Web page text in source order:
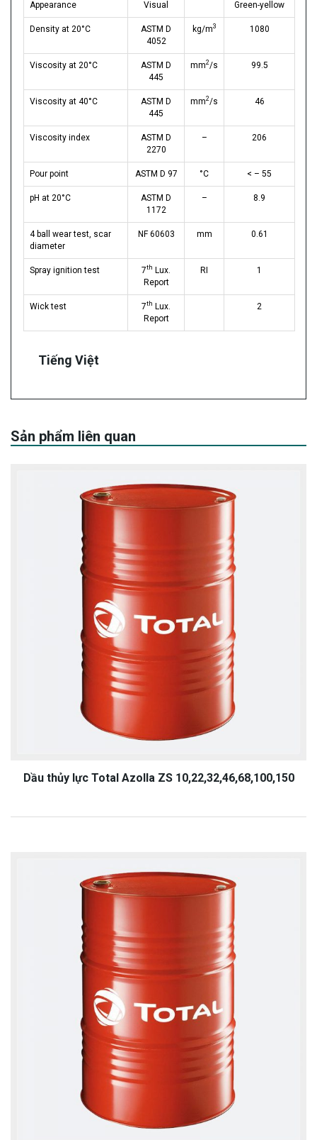
Appearance Visual Green-yellow
Density at 20°C
ASTM D
4052
kg/m3 1080
Viscosity at 20°C
ASTM D
445
mm2/s 99.5
Viscosity at 40°C
ASTM D
445
mm2/s 46
Viscosity index
ASTM D
2270
– 206
Pour point ASTM D 97 °C < – 55
pH at 20°C
ASTM D
1172
– 8.9
4 ball wear test, scar
diameter
NF 60603 mm 0.61
Spray ignition test 7th Lux.
Report
RI 1
Wick test 7th Lux.
Report
2
Tiếng Việt
Sản phẩm liên quan
Dầu thủy lực Total Azolla ZS 10,22,32,46,68,100,150